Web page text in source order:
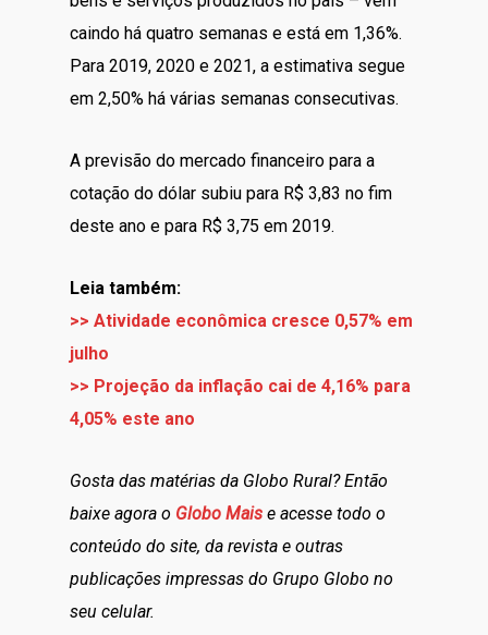
caindo há quatro semanas e está em 1,36%.
Para 2019, 2020 e 2021, a estimativa segue
em 2,50% há várias semanas consecutivas.
A previsão do mercado financeiro para a
cotação do dólar subiu para R$ 3,83 no fim
deste ano e para R$ 3,75 em 2019.
Leia também:
>> Atividade econômica cresce 0,57% em
julho
>> Projeção da inflação cai de 4,16% para
4,05% este ano
Gosta das matérias da Globo Rural? Então
baixe agora o Globo Mais e acesse todo o
conteúdo do site, da revista e outras
publicações impressas do Grupo Globo no
seu celular.